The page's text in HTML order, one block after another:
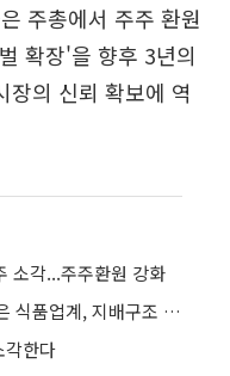
주총에서 주주 환원
확장'을 향후 3년의
장의 신뢰 확보에 역
소각...주주환원 강화
자사주 소각 의무화...오너 기업 많은 식품업계, 지배구조 변화 ‘촉각’
각한다